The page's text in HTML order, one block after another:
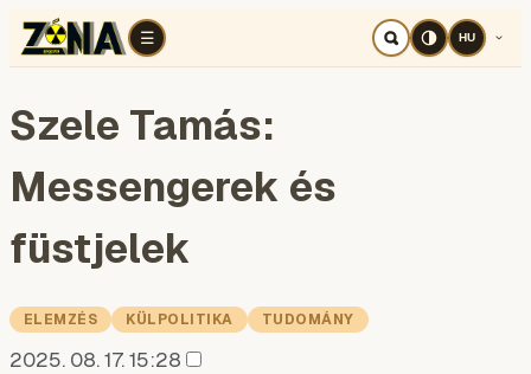
☰
Általános ElemzésEnglish
HU
Szele Tamás:
Messengerek és
füstjelek
ELEMZÉS KÜLPOLITIKA TUDOMÁNY
2025. 08. 17. 15:28